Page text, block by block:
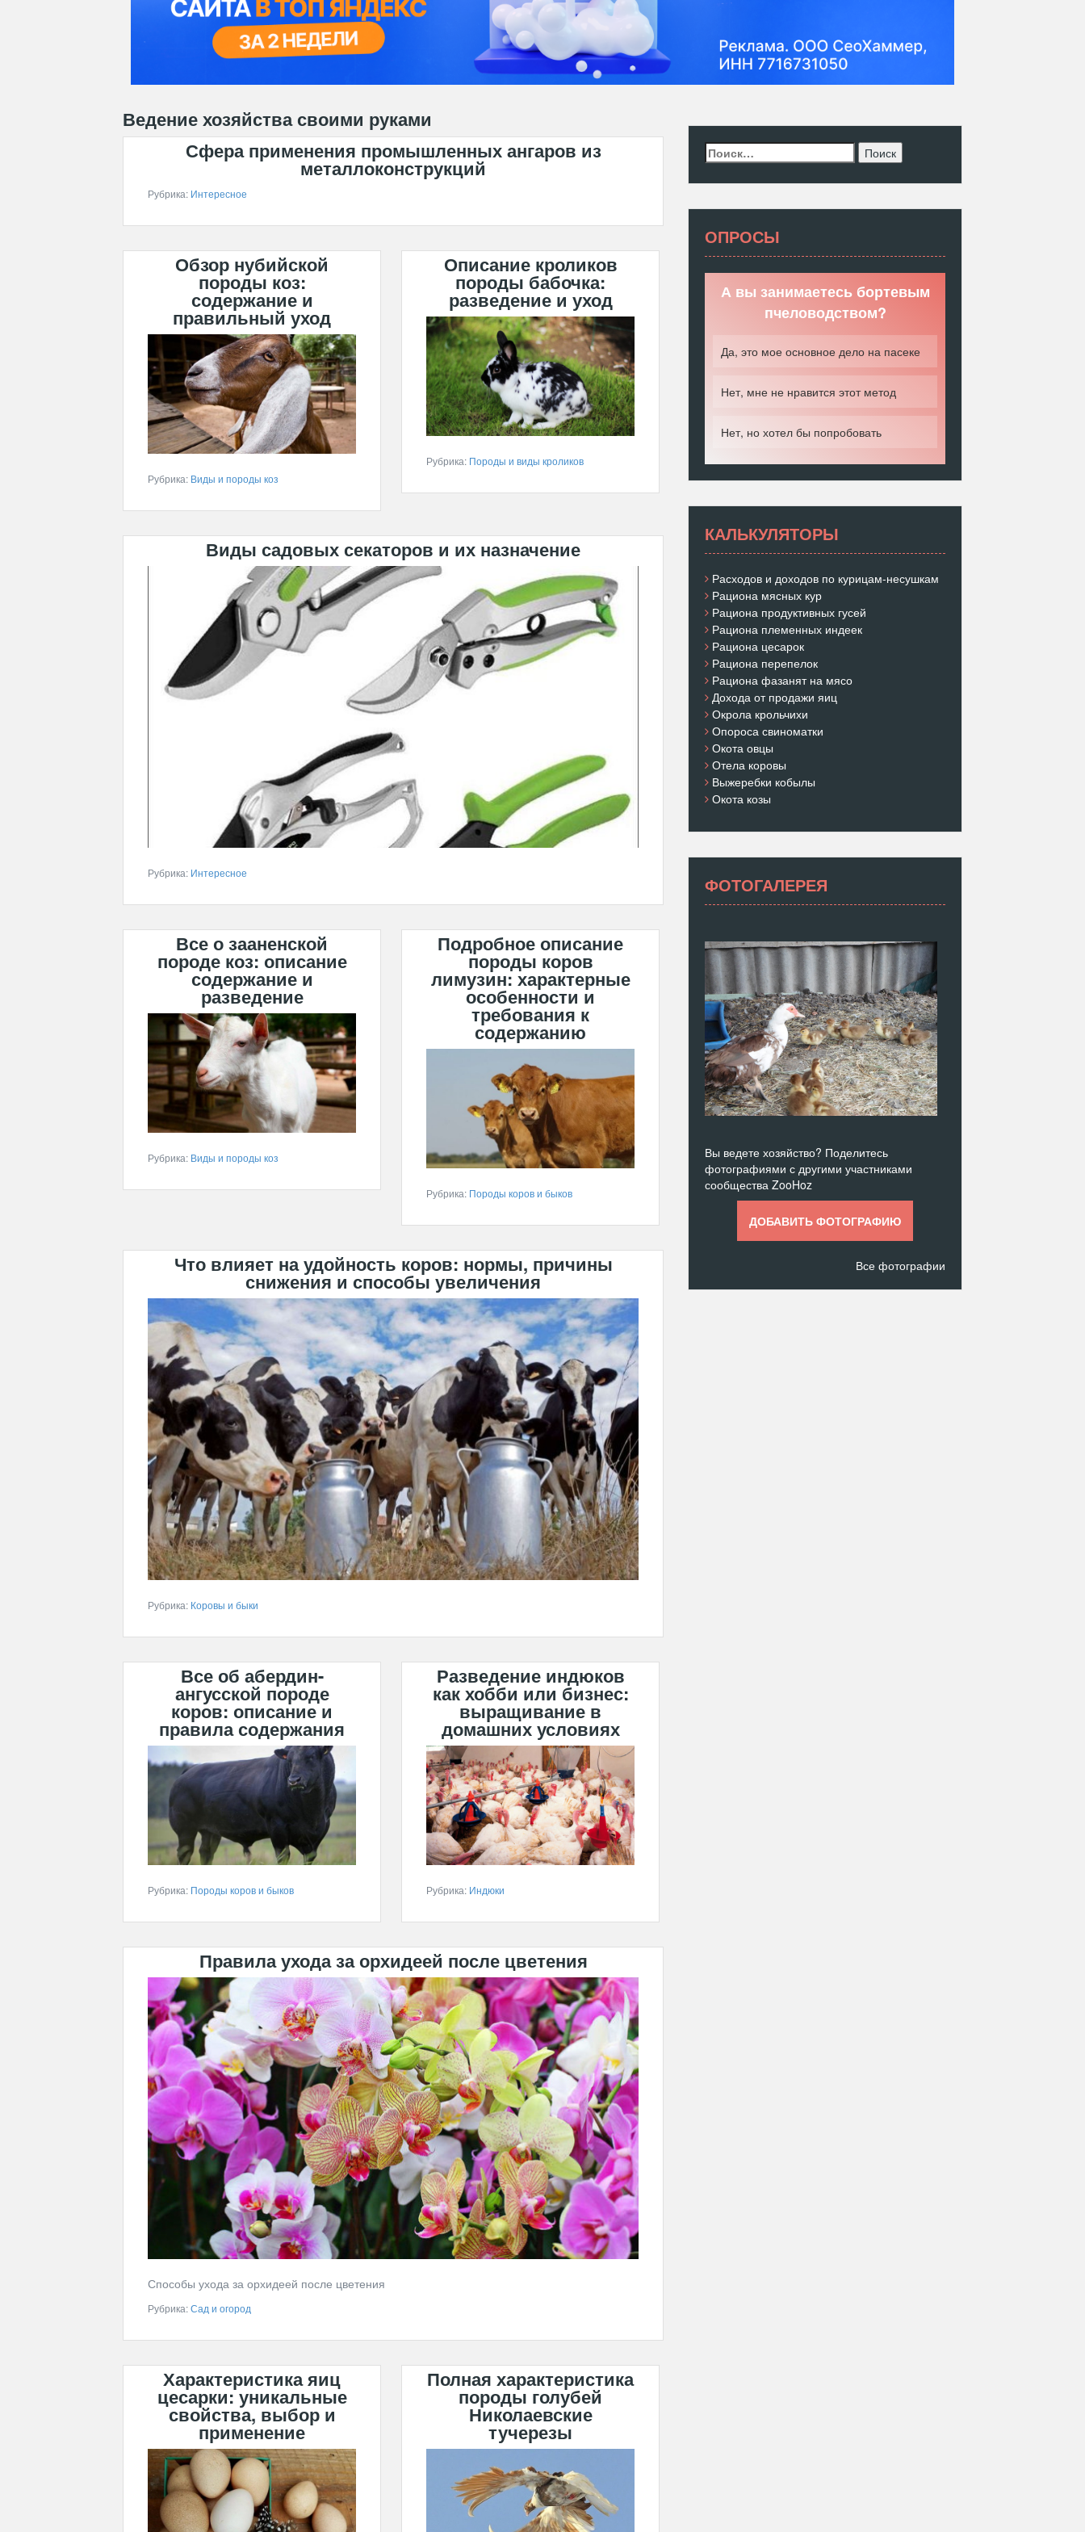
Ведение хозяйства своими руками
Сфера применения промышленных ангаров из
металлоконструкций
Рубрика: Интересное
Обзор нубийской
породы коз:
содержание и
правильный уход
Рубрика: Виды и породы коз
Описание кроликов
породы бабочка:
разведение и уход
Рубрика: Породы и виды кроликов
Виды садовых секаторов и их назначение
Рубрика: Интересное
Все о зааненской
породе коз: описание
содержание и
разведение
Рубрика: Виды и породы коз
Подробное описание
породы коров
лимузин: характерные
особенности и
требования к
содержанию
Рубрика: Породы коров и быков
Что влияет на удойность коров: нормы, причины
снижения и способы увеличения
Рубрика: Коровы и быки
Все об абердин-
ангусской породе
коров: описание и
правила содержания
Рубрика: Породы коров и быков
Разведение индюков
как хобби или бизнес:
выращивание в
домашних условиях
Рубрика: Индюки
Правила ухода за орхидеей после цветения
Способы ухода за орхидеей после цветения
Рубрика:Сад и огород
Характеристика яиц
цесарки: уникальные
свойства, выбор и
применение
Полная характеристика
породы голубей
Николаевские
тучерезы
Найти:
ОПРОСЫ
А вы занимаетесь бортевым
пчеловодством?
Да, это мое основное дело на пасеке
Нет, мне не нравится этот метод
Нет, но хотел бы попробовать
КАЛЬКУЛЯТОРЫ
Расходов и доходов по курицам-несушкам
Рациона мясных кур
Рациона продуктивных гусей
Рациона племенных индеек
Рациона цесарок
Рациона перепелок
Рациона фазанят на мясо
Дохода от продажи яиц
Окрола крольчихи
Опороса свиноматки
Окота овцы
Отела коровы
Выжеребки кобылы
Окота козы
ФОТОГАЛЕРЕЯ
Вы ведете хозяйство? Поделитесь
фотографиями с другими участниками
сообщества ZooHoz
ДОБАВИТЬ ФОТОГРАФИЮ
Все фотографии